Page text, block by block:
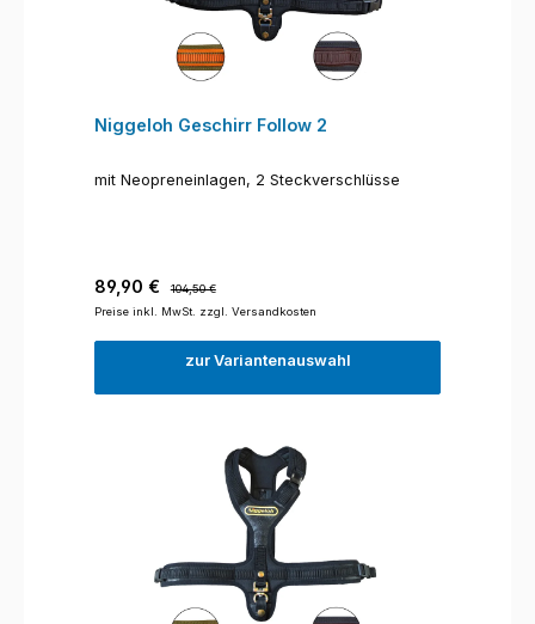
Niggeloh Geschirr Follow 2
mit Neopreneinlagen, 2 Steckverschlüsse
Verkaufspreis:
89,90 €
104,50 €
Preise inkl. MwSt. zzgl. Versandkosten
zur Variantenauswahl